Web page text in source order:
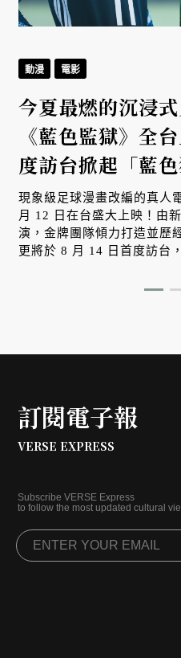
動漫 電影
今夏最燃的沉浸
《藍色監獄》全
度訪台掀起「藍色
現象級足球漫畫改編的真人
月 12 日在台盛大上映！由
演，金牌團隊傾力打造並歷
更將於 8 月 14 日首度訪台
訂閱電子報
VERSE EXPRESS
Subscribe VERSE Express
to follow the most updated cultural